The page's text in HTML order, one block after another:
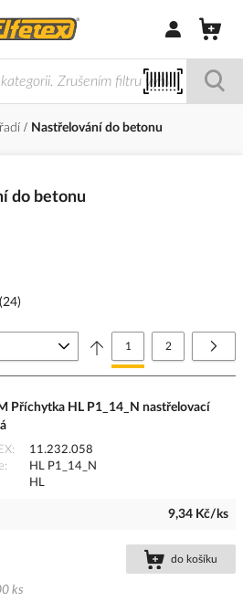
Přihlásit/
Nastřelování do betonu
do betonu
(24)
Stránka
Právě si prohlížíte
1 Stránka
2
Příchytka HL P1_14_N nastřelovací
11.232.058
HL P1_14_N
HL
9,34 Kč/ks
do košíku
ks